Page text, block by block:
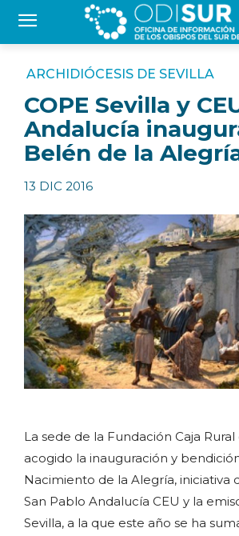
ARCHIDIÓCESIS DE SEVILLA
COPE Sevilla y
Andalucía
Belén de la
13 DIC 2016
La sede de la Fundación Caja Rural
acogido la inauguración y
Nacimiento de la Alegría, iniciativa
San Pablo Andalucía CEU y la
Sevilla, a la que este año se ha